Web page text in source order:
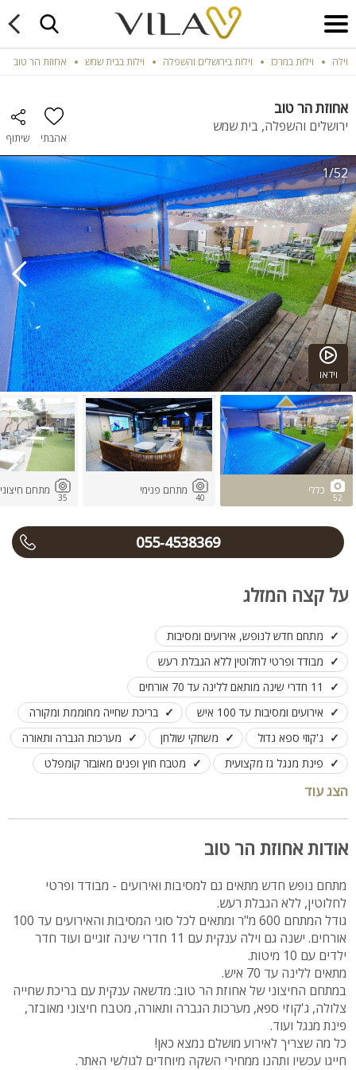
וילה וילות במרכז וילות בירושלים והשפלה וילות בבית שמש אחוזת הר טוב
אחוזת הר טוב
ירושלים והשפלה, בית שמש
אהבתי שיתוף
וידאו
1/52
52
כללי
40
מתחם פנימי
35
מתחם חיצוני
055-4538369
על קצה המזלג
מתחם חדש לנופש, אירועים ומסיבות
מבודד ופרטי לחלוטין ללא הגבלת רעש
11 חדרי שינה מותאם ללינה עד 70 אורחים
אירועים ומסיבות עד 100 איש
בריכת שחייה מחוממת ומקורה
ג'קוזי ספא גדול
משחקי שולחן
מערכות הגברה ותאורה
פינת מנגל גז מקצועית
מטבח חוץ ופנים מאובזר קומפלט
חדר אוכל ענקיהצג עוד
אודות אחוזת הר טוב
מתחם נופש חדש מתאים גם למסיבות ואירועים - מבודד ופרטי
לחלוטין, ללא הגבלת רעש.
גודל המתחם 600 מ"ר ומתאים לכל סוגי המסיבות והאירועים עד 100
אורחים. ישנה גם וילה ענקית עם 11 חדרי שינה זוגיים ועוד חדר
ילדים עם 10 מיטות.
מתאים ללינה עד 70 איש.
במתחם החיצוני של אחוזת הר טוב: מדשאה ענקית עם בריכת שחייה
צלולה, ג'קוזי ספא, מערכות הגברה ותאורה, מטבח חיצוני מאובזר,
פינת מנגל ועוד.
כל מה שצריך לאירוע מושלם נמצא כאן!
חייגו עכשיו ותהנו ממחירי השקה מיוחדים לגולשי האתר.